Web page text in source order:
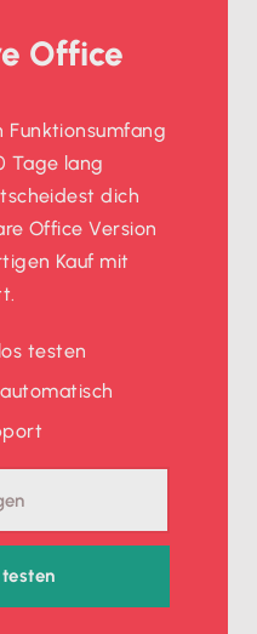
Office
Tage lang
dich
Office Version
Kauf mit
testen